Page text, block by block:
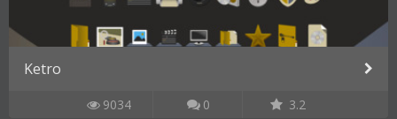
Ketro
9034 0 3.2